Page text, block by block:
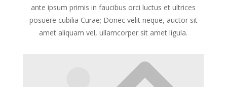
ante ipsum primis in faucibus orci luctus et ultrices
posuere cubilia Curae; Donec velit neque, auctor sit
amet aliquam vel, ullamcorper sit amet ligula.